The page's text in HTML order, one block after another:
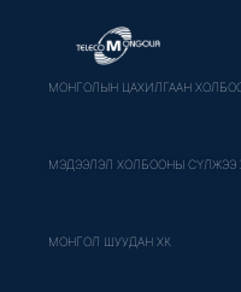
МОНГОЛЫН ЦАХИЛГААН
МЭДЭЭЛЭЛ ХОЛБООНЫ СҮЛЖЭЭ
МОНГОЛ ШУУДАН ХК